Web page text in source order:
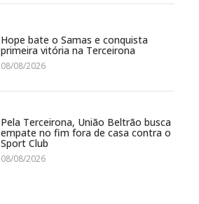
Hope bate o Samas e conquista
primeira vitória na Terceirona
08/08/2026
Pela Terceirona, União Beltrão busca
empate no fim fora de casa contra o
Sport Club
08/08/2026